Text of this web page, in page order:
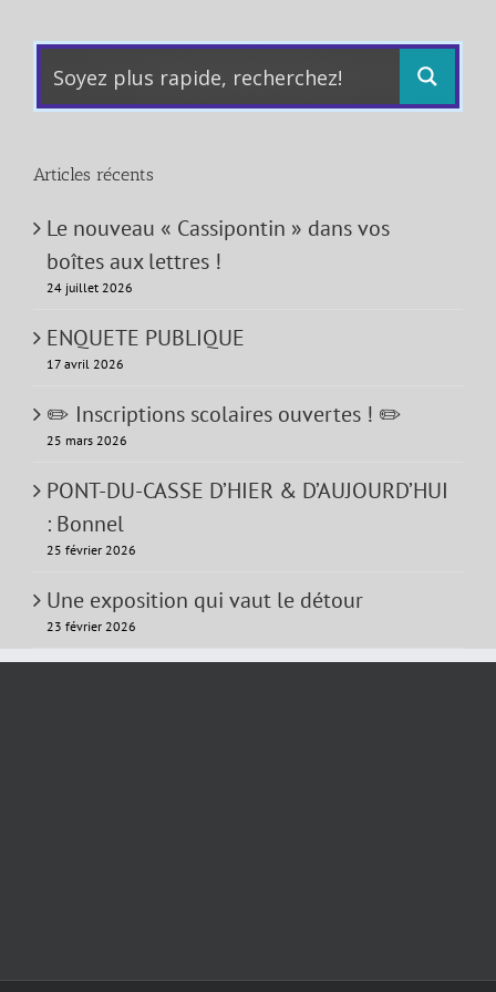
Articles récents
Le nouveau « Cassipontin » dans vos
boîtes aux lettres !
24 juillet 2026
ENQUETE PUBLIQUE
17 avril 2026
✏️ Inscriptions scolaires ouvertes ! ✏️
25 mars 2026
PONT-DU-CASSE D’HIER & D’AUJOURD’HUI
: Bonnel
25 février 2026
Une exposition qui vaut le détour
23 février 2026